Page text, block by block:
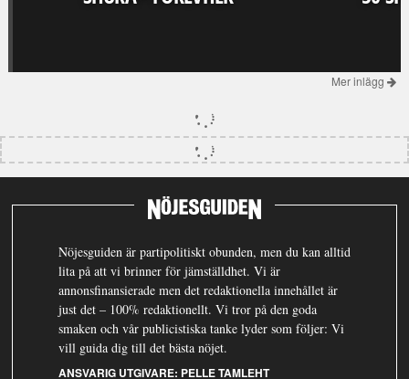
Mer inlägg
Nöjesguiden är partipolitiskt obunden, men du kan alltid
lita på att vi brinner för jämställdhet. Vi är
annonsfinansierade men det redaktionella innehållet är
just det – 100% redaktionellt. Vi tror på den goda
smaken och vår publicistiska tanke lyder som följer: Vi
vill guida dig till det bästa nöjet.
ANSVARIG UTGIVARE: PELLE TAMLEHT